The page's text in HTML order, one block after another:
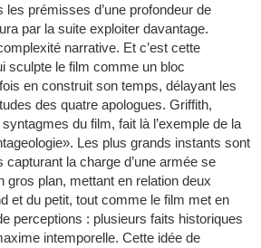
les prémisses d’une profondeur de
par la suite exploiter davantage.
narrative. Et c’est cette
sculpte le film comme un bloc
en construit son temps, délayant les
des quatre apologues. Griffith,
du film, fait là l’exemple de la
Les plus grands instants sont
capturant la charge d’une armée se
gros plan, mettant en relation deux
et du petit, tout comme le film met en
perceptions : plusieurs faits historiques
intemporelle. Cette idée de